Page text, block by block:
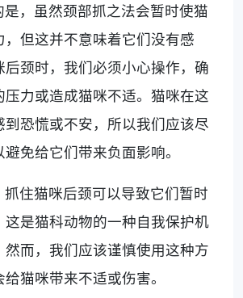
是，虽然颈部抓之法会暂时使猫
，但这并不意味着它们没有感
后颈时，我们必须小心操作，确
力或造成猫咪不适。猫咪在这
恐慌或不安，所以我们应该尽
免给它们带来负面影响。
抓住猫咪后颈可以导致它们暂时
这是猫科动物的一种自我保护机
而，我们应该谨慎使用这种方
猫咪带来不适或伤害。